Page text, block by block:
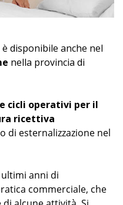
è disponibile anche nel
nella provincia di
cicli operativi per il
ricettiva
di esternalizzazione nel
anni di
commerciale, che